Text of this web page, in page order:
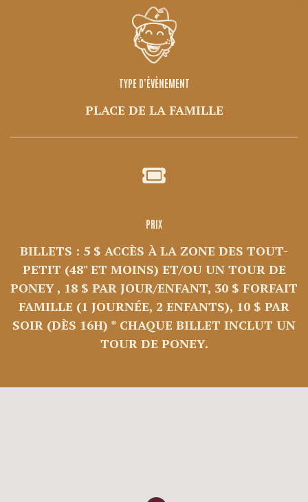
TYPE D’ÉVÈNEMENT
PLACE DE LA FAMILLE
PRIX
BILLETS : 5 $ ACCÈS À LA ZONE DES TOUT-
PETIT (48" ET MOINS) ET/OU UN TOUR DE
PONEY , 18 $ PAR JOUR/ENFANT, 30 $ FORFAIT
FAMILLE (1 JOURNÉE, 2 ENFANTS), 10 $ PAR
SOIR (DÈS 16H) * CHAQUE BILLET INCLUT UN
TOUR DE PONEY.